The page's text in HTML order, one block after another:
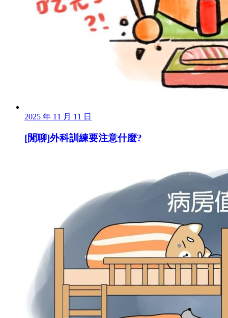
2025 年 11 月 11 日
[閒聊]外科訓練要注意什麼?